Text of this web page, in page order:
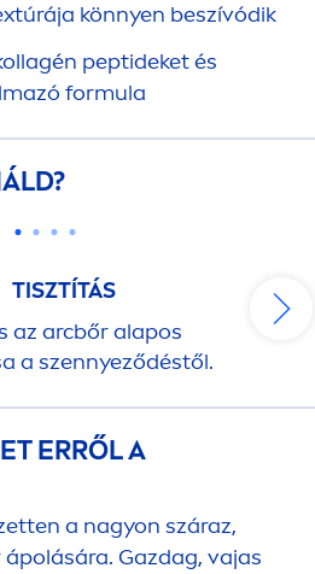
könnyen beszívódik
peptideket és
formula
TISZTÍTÁS
az arcbőr alapos
a szennyeződéstől.
ERRŐL A
a nagyon száraz,
Gazdag, vajas